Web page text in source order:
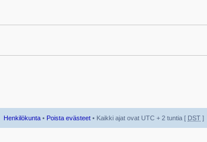
Henkilökunta • Poista evästeet • Kaikki ajat ovat UTC + 2 tuntia [ DST ]